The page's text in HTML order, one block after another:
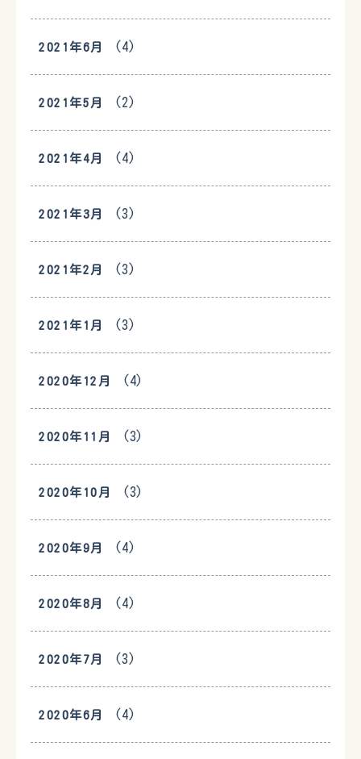
2021年6月 (4)
2021年5月 (2)
2021年4月 (4)
2021年3月 (3)
2021年2月 (3)
2021年1月 (3)
2020年12月 (4)
2020年11月 (3)
2020年10月 (3)
2020年9月 (4)
2020年8月 (4)
2020年7月 (3)
2020年6月 (4)